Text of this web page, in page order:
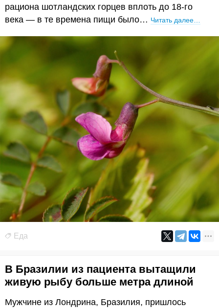
рациона шотландских горцев вплоть до 18-го
века — в те времена пищи было… Читать далее…
Еда
В Бразилии из пациента вытащили
живую рыбу больше метра длиной
Мужчине из Лондрина, Бразилия, пришлось